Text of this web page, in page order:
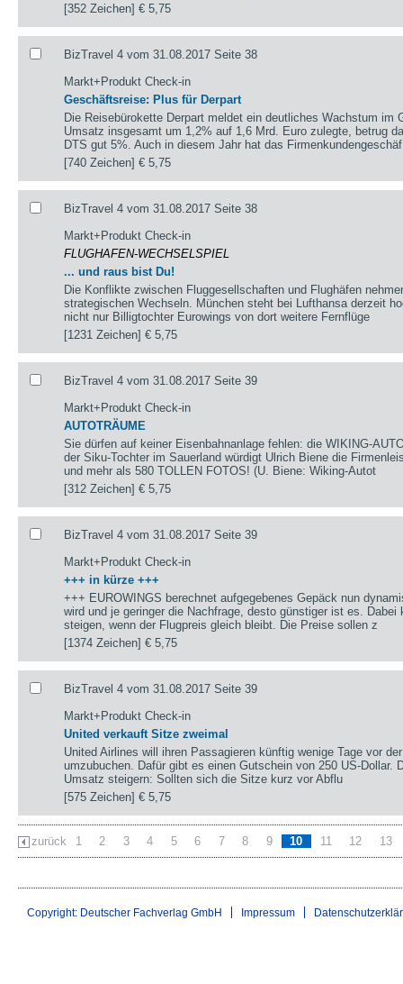
[352 Zeichen]€ 5,75
BizTravel 4 vom 31.08.2017 Seite 38
Markt+Produkt Check-in
Geschäftsreise: Plus für Derpart
Die Reisebürokette Derpart meldet ein deutliches Wachstum im
Umsatz insgesamt um 1,2% auf 1,6 Mrd. Euro zulegte, betrug
DTS gut 5%. Auch in diesem Jahr hat das Firmenkundengeschäf
[740 Zeichen]€ 5,75
BizTravel 4 vom 31.08.2017 Seite 38
Markt+Produkt Check-in
FLUGHAFEN-WECHSELSPIEL
... und raus bist Du!
Die Konflikte zwischen Fluggesellschaften und Flughäfen
strategischen Wechseln. München steht bei Lufthansa derzeit
nicht nur Billigtochter Eurowings von dort weitere Fernflüge
[1231 Zeichen]€ 5,75
BizTravel 4 vom 31.08.2017 Seite 39
Markt+Produkt Check-in
AUTOTRÄUME
Sie dürfen auf keiner Eisenbahnanlage fehlen: die WIKING-
der Siku-Tochter im Sauerland würdigt Ulrich Biene die
und mehr als 580 TOLLEN FOTOS! (U. Biene: Wiking-Autot
[312 Zeichen]€ 5,75
BizTravel 4 vom 31.08.2017 Seite 39
Markt+Produkt Check-in
+++ in kürze +++
+++ EUROWINGS berechnet aufgegebenes Gepäck nun
wird und je geringer die Nachfrage, desto günstiger ist es. Dabei
steigen, wenn der Flugpreis gleich bleibt. Die Preise sollen z
[1374 Zeichen]€ 5,75
BizTravel 4 vom 31.08.2017 Seite 39
Markt+Produkt Check-in
United verkauft Sitze zweimal
United Airlines will ihren Passagieren künftig wenige Tage vor
umzubuchen. Dafür gibt es einen Gutschein von 250 US-Dollar.
Umsatz steigern: Sollten sich die Sitze kurz vor Abflu
[575 Zeichen]€ 5,75
zurück 1 2 3 4 5 6 7 8 9 10 11 12 13
Copyright: Deutscher Fachverlag GmbH Impressum